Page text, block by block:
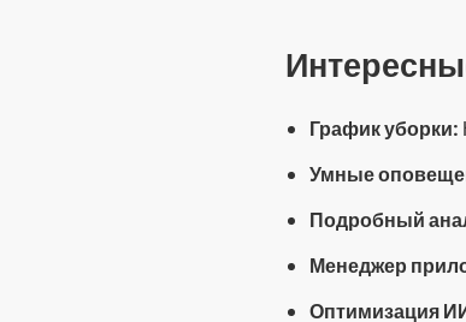
Удалить важные
Избыточные